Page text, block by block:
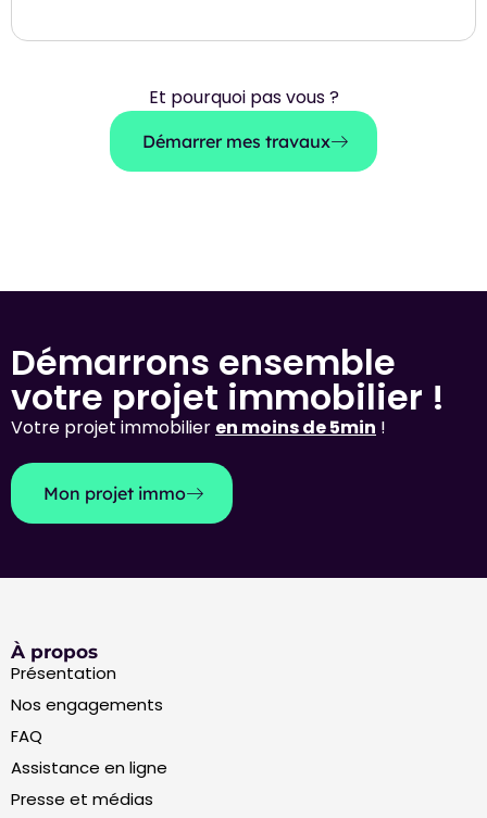
Et pourquoi pas vous ?
Démarrer mes travaux
Démarrons ensemble
votre projet immobilier !
Votre projet immobilier en moins de 5min !
Mon projet immo
À propos
Présentation
Nos engagements
FAQ
Assistance en ligne
Presse et médias